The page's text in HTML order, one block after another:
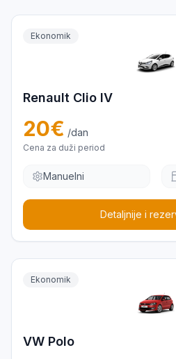
Ekonomik
Renault Clio IV
20€ /dan
Cena za duži period
Manuelni
Detaljnije i
Ekonomik
VW Polo